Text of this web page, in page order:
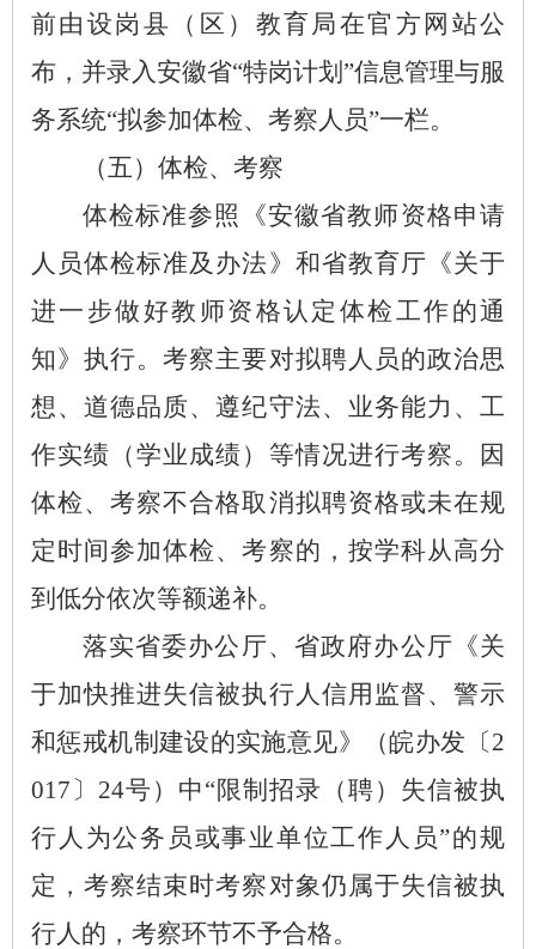
前由设岗县（区）教育局在官方网站公
布，并录入安徽省“特岗计划”信息管理与服
务系统“拟参加体检、考察人员”一栏。
（五）体检、考察
体检标准参照《安徽省教师资格申请
人员体检标准及办法》和省教育厅《关于
进一步做好教师资格认定体检工作的通
知》执行。考察主要对拟聘人员的政治思
想、道德品质、遵纪守法、业务能力、工
作实绩（学业成绩）等情况进行考察。因
体检、考察不合格取消拟聘资格或未在规
定时间参加体检、考察的，按学科从高分
到低分依次等额递补。
落实省委办公厅、省政府办公厅《关
于加快推进失信被执行人信用监督、警示
和惩戒机制建设的实施意见》（皖办发〔2
017〕24号）中“限制招录（聘）失信被执
行人为公务员或事业单位工作人员”的规
定，考察结束时考察对象仍属于失信被执
行人的，考察环节不予合格。